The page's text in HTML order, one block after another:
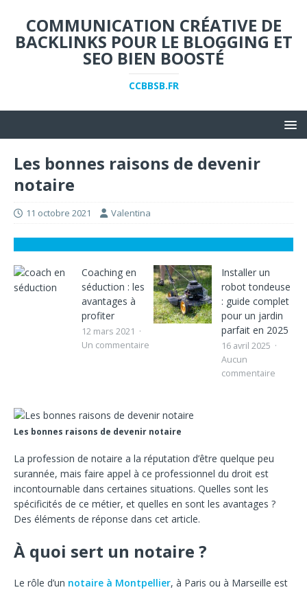
COMMUNICATION CRÉATIVE DE
BACKLINKS POUR LE BLOGGING ET
SEO BIEN BOOSTÉ
CCBBSB.FR
Les bonnes raisons de devenir
notaire
11 octobre 2021 Valentina
Coaching en
séduction : les
avantages à
profiter
12 mars 2021
Un commentaire
Installer un
robot tondeuse
: guide complet
pour un jardin
parfait en 2025
16 avril 2025
Aucun
commentaire
Les bonnes raisons de devenir notaire
La profession de notaire a la réputation d’être quelque peu
surannée, mais faire appel à ce professionnel du droit est
incontournable dans certaines situations. Quelles sont les
spécificités de ce métier, et quelles en sont les avantages ?
Des éléments de réponse dans cet article.
À quoi sert un notaire ?
Le rôle d’un notaire à Montpellier, à Paris ou à Marseille est